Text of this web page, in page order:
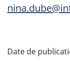
Date de